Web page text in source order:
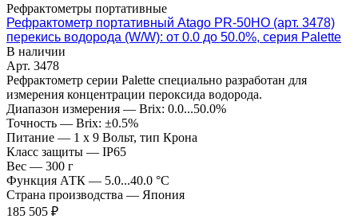
Рефрактометры портативные
Рефрактометр портативный Atago PR-50HO (арт. 3478)
перекись водорода (W/W): от 0.0 до 50.0%, серия Palette
В наличии
Арт. 3478
Рефрактометр серии Palette специально разработан для
измерения концентрации пероксида водорода.
Диапазон измерения — Brix: 0.0...50.0%
Точность — Brix: ±0.5%
Питание — 1 x 9 Вольт, тип Крона
Класс защиты — IP65
Вес — 300 г
Функция АТК — 5.0...40.0 °C
Страна производства — Япония
185 505 ₽